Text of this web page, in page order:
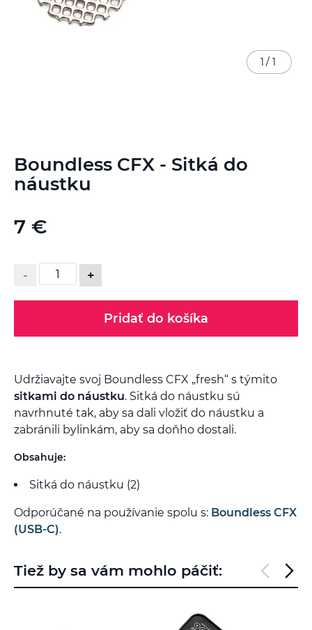
Boundless CFX - Sitká do
náustku
7 €
- +
Pridať do košíka
Udržiavajte svoj Boundless CFX „fresh“ s týmito
sitkami do náustku. Sitká do náustku sú
navrhnuté tak, aby sa dali vložiť do náustku a
zabránili bylinkám, aby sa doňho dostali.
Obsahuje:
Sitká do náustku (2)
Odporúčané na používanie spolu s: Boundless CFX
(USB-C).
1 / 1
na
začiatok
galérie
Tiež by sa vám mohlo páčiť: